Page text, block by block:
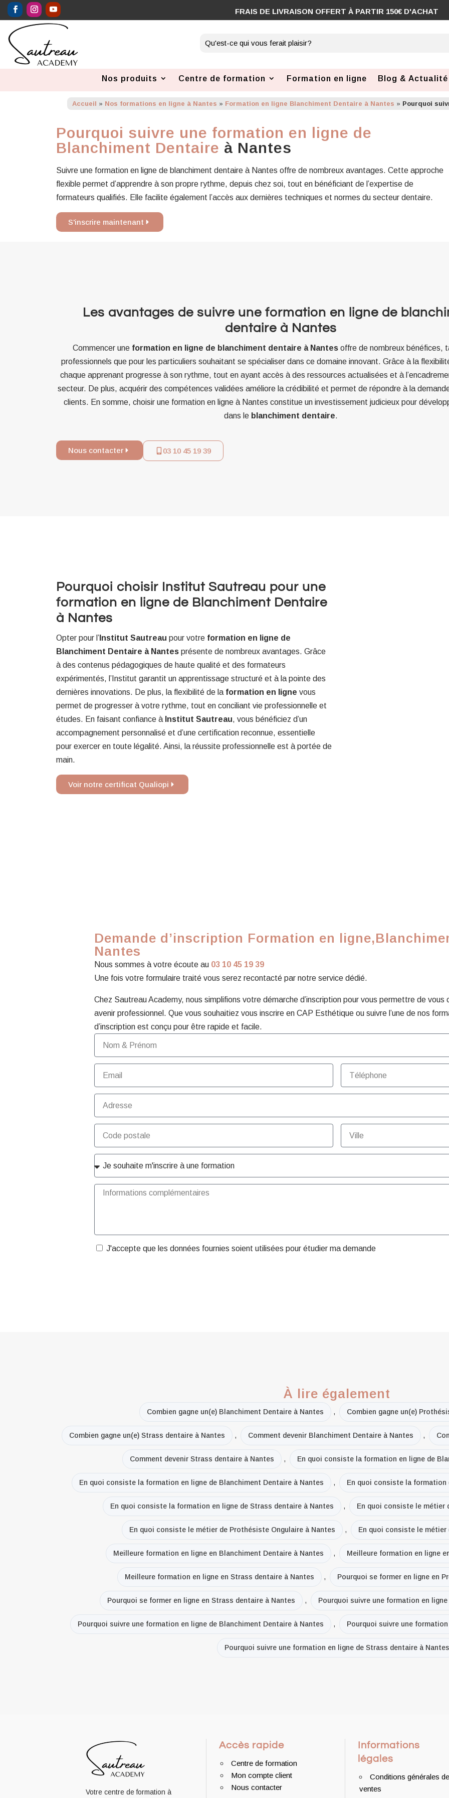
Nos produits Centre de formation Formation en ligne Blog & Actualité
Accueil » Nos formations en ligne à Nantes » Formation en ligne Blanchiment Dentaire à Nantes » Pourquoi
Pourquoi suivre une formation en ligne de
Blanchiment Dentaire à Nantes
Suivre une formation en ligne de blanchiment dentaire à Nantes offre de nombreux avantages. Cette approche
flexible permet d’apprendre à son propre rythme, depuis chez soi, tout en bénéficiant de l’expertise de
formateurs qualifiés. Elle facilite également l’accès aux dernières techniques et normes du secteur dentaire.
S'inscrire maintenant
Les avantages de suivre une formation en ligne de
dentaire à Nantes
Commencer une formation en ligne de blanchiment dentaire à Nantesoffre de nombreux bénéfices,
professionnels que pour les particuliers souhaitant se spécialiser dans ce domaine innovant. Grâce à la
chaque apprenant progresse à son rythme, tout en ayant accès à des ressources actualisées et à
secteur. De plus, acquérir des compétences validées améliore la crédibilité et permet de répondre à la
clients. En somme, choisir une formation en ligne à Nantes constitue un investissement judicieux pour
dans le blanchiment dentaire.
Nous contacter 03 10 45 19 39
Pourquoi choisir Institut Sautreau pour une
formation en ligne de Blanchiment Dentaire
à Nantes
Opter pour l’ Institut Sautreau pour votre formation en ligne de
Blanchiment Dentaire à Nantes présente de nombreux avantages. Grâce
à des contenus pédagogiques de haute qualité et des formateurs
expérimentés, l’Institut garantit un apprentissage structuré et à la pointe des
dernières innovations. De plus, la flexibilité de la formation en ligne vous
permet de progresser à votre rythme, tout en conciliant vie professionnelle et
études. En faisant confiance à Institut Sautreau, vous bénéficiez d’un
accompagnement personnalisé et d’une certification reconnue, essentielle
pour exercer en toute légalité. Ainsi, la réussite professionnelle est à portée de
main.
Voir notre certificat Qualiopi
Demande d’inscription Formation en
Nantes
Nous sommes à votre écoute au 03 10 45 19 39
Une fois votre formulaire traité vous serez recontacté par notre service dédié.
Chez Sautreau Academy, nous simplifions votre démarche d’inscription pour vous permettre de vous
avenir professionnel. Que vous souhaitiez vous inscrire en CAP Esthétique ou suivre l’une de nos
d’inscription est conçu pour être rapide et facile.
J'accepte que les données fournies soient utilisées pour étudier ma demande
À lire également
Combien gagne un(e) Blanchiment Dentaire à Nantes , Combien gagne un(e)
Combien gagne un(e) Strass dentaire à Nantes , Comment devenir Blanchiment Dentaire à Nantes ,
Comment devenir Strass dentaire à Nantes , En quoi consiste la formation en ligne de
En quoi consiste la formation en ligne de Blanchiment Dentaire à Nantes , En quoi consiste la formation
En quoi consiste la formation en ligne de Strass dentaire à Nantes , En quoi consiste le métier
En quoi consiste le métier de Prothésiste Ongulaire à Nantes , En quoi consiste le métier
Meilleure formation en ligne en Blanchiment Dentaire à Nantes , Meilleure formation en ligne
Meilleure formation en ligne en Strass dentaire à Nantes , Pourquoi se former en ligne en
Pourquoi se former en ligne en Strass dentaire à Nantes , Pourquoi suivre une formation en
Pourquoi suivre une formation en ligne de Blanchiment Dentaire à Nantes , Pourquoi suivre une
Pourquoi suivre une formation en ligne de Strass dentaire à Nantes
Votre centre de formation à
Accès rapide
Centre de formation
Mon compte client
Nous contacter
Informations
légales
Conditions générales de
ventes